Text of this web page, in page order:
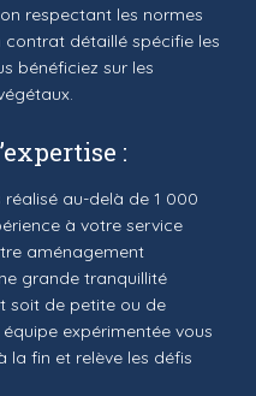
respectant les normes
contrat détaillé spécifie les
bénéficiez sur les
:
réalisé au-delà de 1 000
à votre service
aménagement
grande tranquillité
soit de petite ou de
expérimentée vous
fin et relève les défis